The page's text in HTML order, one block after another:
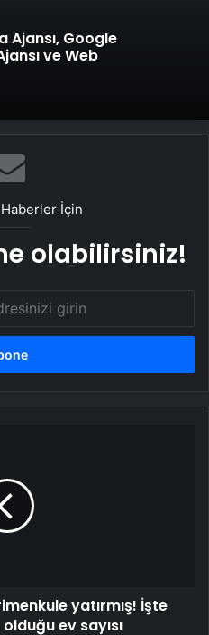
ve Web
İçin
olabilirsiniz!
yatırmış! İşte
ev sayısı